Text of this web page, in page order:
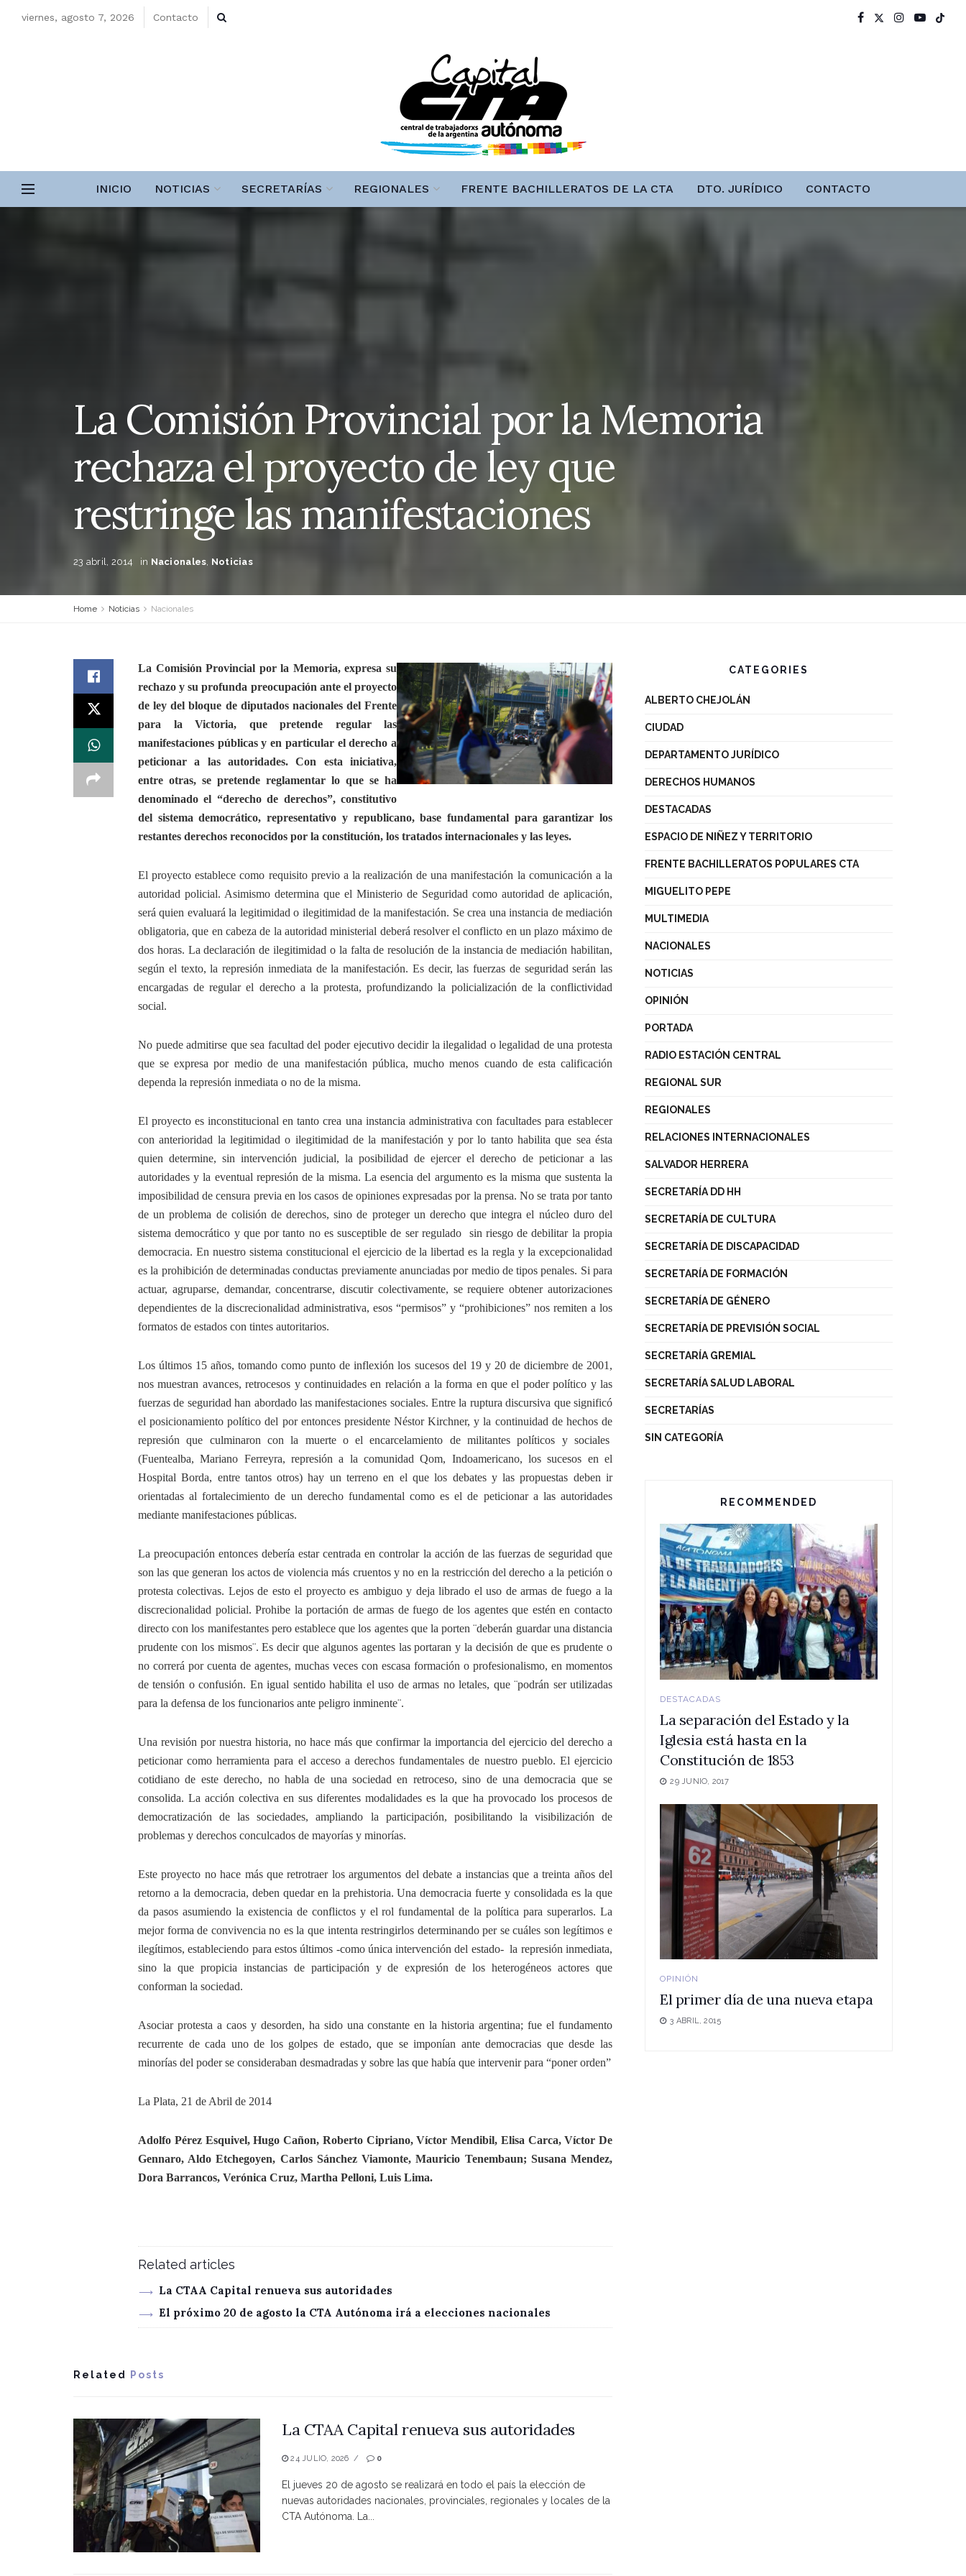
viernes, agosto 7, 2026 Contacto
INICIO NOTICIAS SECRETARÍAS REGIONALES FRENTE BACHILLERATOS DE LA CTA DTO. JURÍDICO CONTACTO
La Comisión Provincial por la Memoria
rechaza el proyecto de ley que
restringe las manifestaciones
23 abril, 2014 in Nacionales, Noticias
Home Noticias Nacionales
La Comisión Provincial por la Memoria, expresa su
rechazo y su profunda preocupación ante el proyecto
de ley del bloque de diputados nacionales del Frente
para la Victoria, que pretende regular las
manifestaciones públicas y en particular el derecho a
peticionar a las autoridades. Con esta iniciativa,
entre otras, se pretende reglamentar lo que se ha
denominado el “derecho de derechos”, constitutivo
del sistema democrático, representativo y republicano, base fundamental para garantizar los
restantes derechos reconocidos por la constitución, los tratados internacionales y las leyes.
El proyecto establece como requisito previo a la realización de una manifestación la comunicación a la
autoridad policial. Asimismo determina que el Ministerio de Seguridad como autoridad de aplicación,
será quien evaluará la legitimidad o ilegitimidad de la manifestación. Se crea una instancia de mediación
obligatoria, que en cabeza de la autoridad ministerial deberá resolver el conflicto en un plazo máximo de
dos horas. La declaración de ilegitimidad o la falta de resolución de la instancia de mediación habilitan,
según el texto, la represión inmediata de la manifestación. Es decir, las fuerzas de seguridad serán las
encargadas de regular el derecho a la protesta, profundizando la policialización de la conflictividad
social.
No puede admitirse que sea facultad del poder ejecutivo decidir la ilegalidad o legalidad de una protesta
que se expresa por medio de una manifestación pública, mucho menos cuando de esta calificación
dependa la represión inmediata o no de la misma.
El proyecto es inconstitucional en tanto crea una instancia administrativa con facultades para establecer
con anterioridad la legitimidad o ilegitimidad de la manifestación y por lo tanto habilita que sea ésta
quien determine, sin intervención judicial, la posibilidad de ejercer el derecho de peticionar a las
autoridades y la eventual represión de la misma. La esencia del argumento es la misma que sustenta la
imposibilidad de censura previa en los casos de opiniones expresadas por la prensa. No se trata por tanto
de un problema de colisión de derechos, sino de proteger un derecho que integra el núcleo duro del
sistema democrático y que por tanto no es susceptible de ser regulado sin riesgo de debilitar la propia
democracia. En nuestro sistema constitucional el ejercicio de la libertad es la regla y la excepcionalidad
es la prohibición de determinadas conductas previamente anunciadas por medio de tipos penales. Si para
actuar, agruparse, demandar, concentrarse, discutir colectivamente, se requiere obtener autorizaciones
dependientes de la discrecionalidad administrativa, esos “permisos” y “prohibiciones” nos remiten a los
formatos de estados con tintes autoritarios.
Los últimos 15 años, tomando como punto de inflexión los sucesos del 19 y 20 de diciembre de 2001,
nos muestran avances, retrocesos y continuidades en relación a la forma en que el poder político y las
fuerzas de seguridad han abordado las manifestaciones sociales. Entre la ruptura discursiva que significó
el posicionamiento político del por entonces presidente Néstor Kirchner, y la continuidad de hechos de
represión que culminaron con la muerte o el encarcelamiento de militantes políticos y sociales
(Fuentealba, Mariano Ferreyra, represión a la comunidad Qom, Indoamericano, los sucesos en el
Hospital Borda, entre tantos otros) hay un terreno en el que los debates y las propuestas deben ir
orientadas al fortalecimiento de un derecho fundamental como es el de peticionar a las autoridades
mediante manifestaciones públicas.
La preocupación entonces debería estar centrada en controlar la acción de las fuerzas de seguridad que
son las que generan los actos de violencia más cruentos y no en la restricción del derecho a la petición o
protesta colectivas. Lejos de esto el proyecto es ambiguo y deja librado el uso de armas de fuego a la
discrecionalidad policial. Prohibe la portación de armas de fuego de los agentes que estén en contacto
directo con los manifestantes pero establece que los agentes que la porten ¨deberán guardar una distancia
prudente con los mismos¨. Es decir que algunos agentes las portaran y la decisión de que es prudente o
no correrá por cuenta de agentes, muchas veces con escasa formación o profesionalismo, en momentos
de tensión o confusión. En igual sentido habilita el uso de armas no letales, que ¨podrán ser utilizadas
para la defensa de los funcionarios ante peligro inminente¨.
Una revisión por nuestra historia, no hace más que confirmar la importancia del ejercicio del derecho a
peticionar como herramienta para el acceso a derechos fundamentales de nuestro pueblo. El ejercicio
cotidiano de este derecho, no habla de una sociedad en retroceso, sino de una democracia que se
consolida. La acción colectiva en sus diferentes modalidades es la que ha provocado los procesos de
democratización de las sociedades, ampliando la participación, posibilitando la visibilización de
problemas y derechos conculcados de mayorías y minorías.
Este proyecto no hace más que retrotraer los argumentos del debate a instancias que a treinta años del
retorno a la democracia, deben quedar en la prehistoria. Una democracia fuerte y consolidada es la que
da pasos asumiendo la existencia de conflictos y el rol fundamental de la política para superarlos. La
mejor forma de convivencia no es la que intenta restringirlos determinando per se cuáles son legítimos e
ilegítimos, estableciendo para estos últimos -como única intervención del estado- la represión inmediata,
sino la que propicia instancias de participación y de expresión de los heterogéneos actores que
conforman la sociedad.
Asociar protesta a caos y desorden, ha sido una constante en la historia argentina; fue el fundamento
recurrente de cada uno de los golpes de estado, que se imponían ante democracias que desde las
minorías del poder se consideraban desmadradas y sobre las que había que intervenir para “poner orden”
La Plata, 21 de Abril de 2014
Adolfo Pérez Esquivel, Hugo Cañon, Roberto Cipriano, Víctor Mendibil, Elisa Carca, Víctor De
Gennaro, Aldo Etchegoyen, Carlos Sánchez Viamonte, Mauricio Tenembaun; Susana Mendez,
Dora Barrancos, Verónica Cruz, Martha Pelloni, Luis Lima.
Related articles
La CTAA Capital renueva sus autoridades
El próximo 20 de agosto la CTA Autónoma irá a elecciones nacionales
Related Posts
La CTAA Capital renueva sus autoridades
24 JULIO, 2026 0
El jueves 20 de agosto se realizará en todo el país la elección de
nuevas autoridades nacionales, provinciales, regionales y locales de la
CTA Autónoma. La...
CATEGORIES
ALBERTO CHEJOLÁN
CIUDAD
DEPARTAMENTO JURÍDICO
DERECHOS HUMANOS
DESTACADAS
ESPACIO DE NIÑEZ Y TERRITORIO
FRENTE BACHILLERATOS POPULARES CTA
MIGUELITO PEPE
MULTIMEDIA
NACIONALES
NOTICIAS
OPINIÓN
PORTADA
RADIO ESTACIÓN CENTRAL
REGIONAL SUR
REGIONALES
RELACIONES INTERNACIONALES
SALVADOR HERRERA
SECRETARÍA DD HH
SECRETARÍA DE CULTURA
SECRETARÍA DE DISCAPACIDAD
SECRETARÍA DE FORMACIÓN
SECRETARÍA DE GÉNERO
SECRETARÍA DE PREVISIÓN SOCIAL
SECRETARÍA GREMIAL
SECRETARÍA SALUD LABORAL
SECRETARÍAS
SIN CATEGORÍA
RECOMMENDED
DESTACADAS
La separación del Estado y la
Iglesia está hasta en la
Constitución de 1853
29 JUNIO, 2017
OPINIÓN
El primer día de una nueva etapa
3 ABRIL, 2015